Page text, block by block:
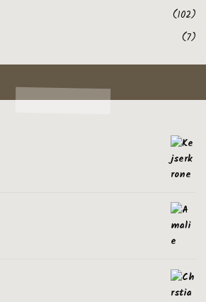
(102)
(7)